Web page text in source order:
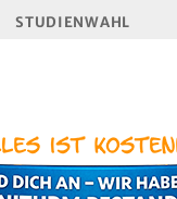
STUDIENWAHL